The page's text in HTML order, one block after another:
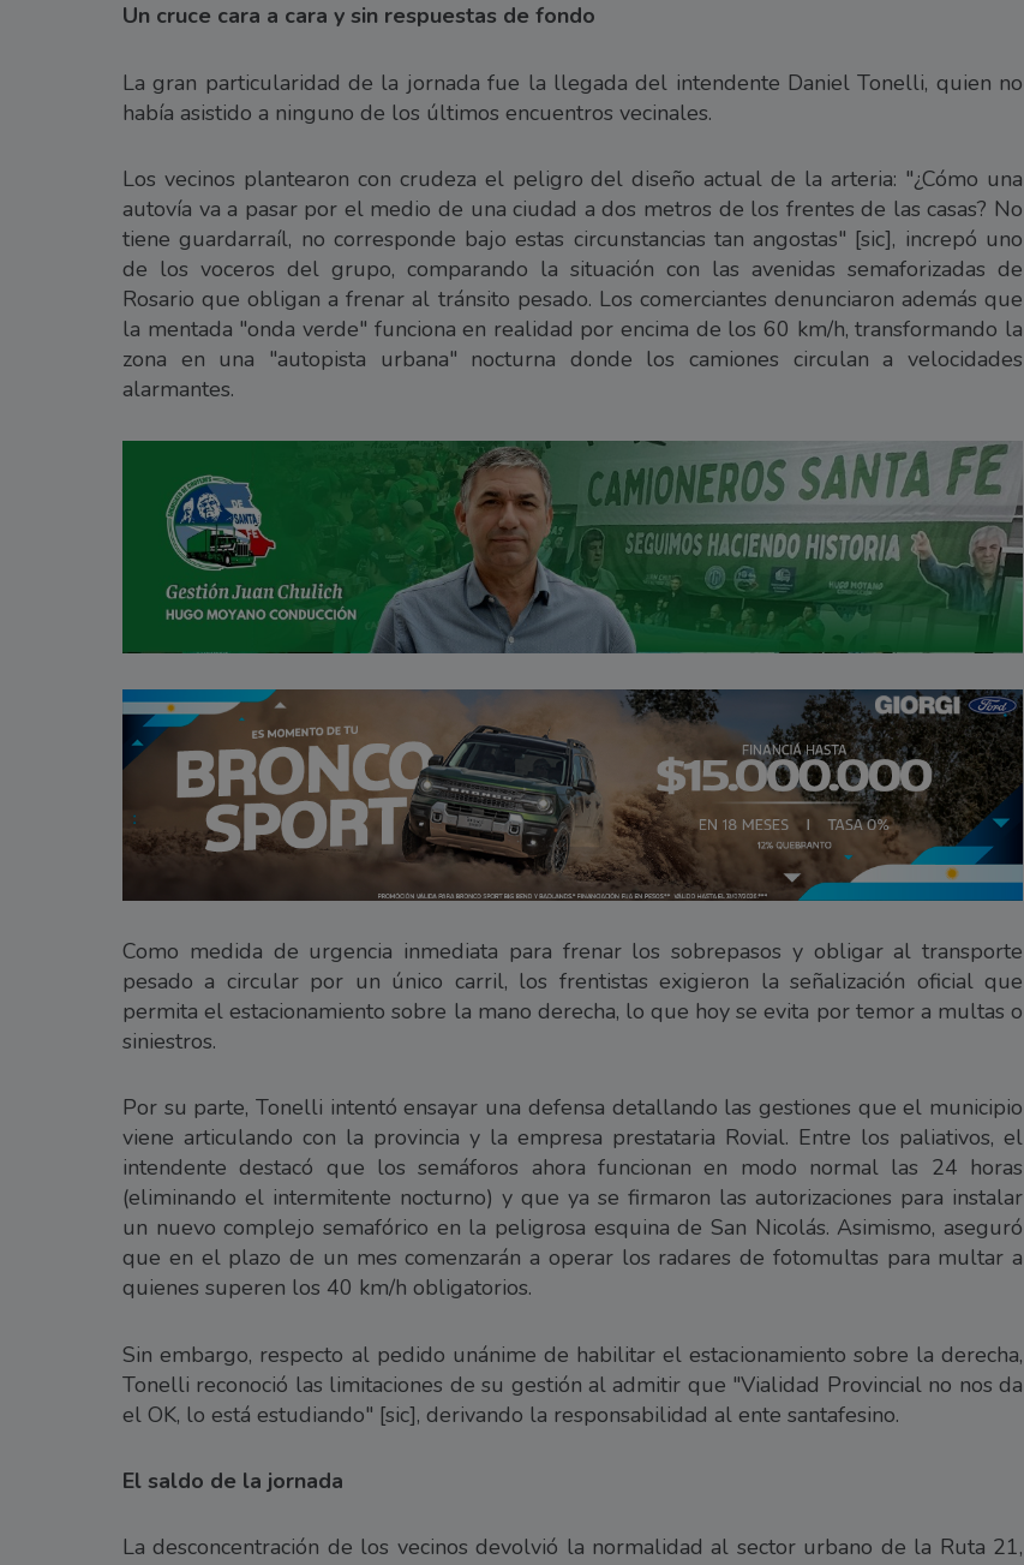
Un cruce cara a cara y sin respuestas de fondo
La gran particularidad de la jornada fue la llegada del intendente Daniel Tonelli, quien no
había asistido a ninguno de los últimos encuentros vecinales.
Los vecinos plantearon con crudeza el peligro del diseño actual de la arteria: "¿Cómo una
autovía va a pasar por el medio de una ciudad a dos metros de los frentes de las casas? No
tiene guardarraíl, no corresponde bajo estas circunstancias tan angostas" [sic], increpó uno
de los voceros del grupo, comparando la situación con las avenidas semaforizadas de
Rosario que obligan a frenar al tránsito pesado. Los comerciantes denunciaron además que
la mentada "onda verde" funciona en realidad por encima de los 60 km/h, transformando la
zona en una "autopista urbana" nocturna donde los camiones circulan a velocidades
alarmantes.
Como medida de urgencia inmediata para frenar los sobrepasos y obligar al transporte
pesado a circular por un único carril, los frentistas exigieron la señalización oficial que
permita el estacionamiento sobre la mano derecha, lo que hoy se evita por temor a multas o
siniestros.
Por su parte, Tonelli intentó ensayar una defensa detallando las gestiones que el municipio
viene articulando con la provincia y la empresa prestataria Rovial. Entre los paliativos, el
intendente destacó que los semáforos ahora funcionan en modo normal las 24 horas
(eliminando el intermitente nocturno) y que ya se firmaron las autorizaciones para instalar
un nuevo complejo semafórico en la peligrosa esquina de San Nicolás. Asimismo, aseguró
que en el plazo de un mes comenzarán a operar los radares de fotomultas para multar a
quienes superen los 40 km/h obligatorios.
Sin embargo, respecto al pedido unánime de habilitar el estacionamiento sobre la derecha,
Tonelli reconoció las limitaciones de su gestión al admitir que "Vialidad Provincial no nos da
el OK, lo está estudiando" [sic], derivando la responsabilidad al ente santafesino.
El saldo de la jornada
La desconcentración de los vecinos devolvió la normalidad al sector urbano de la Ruta 21,